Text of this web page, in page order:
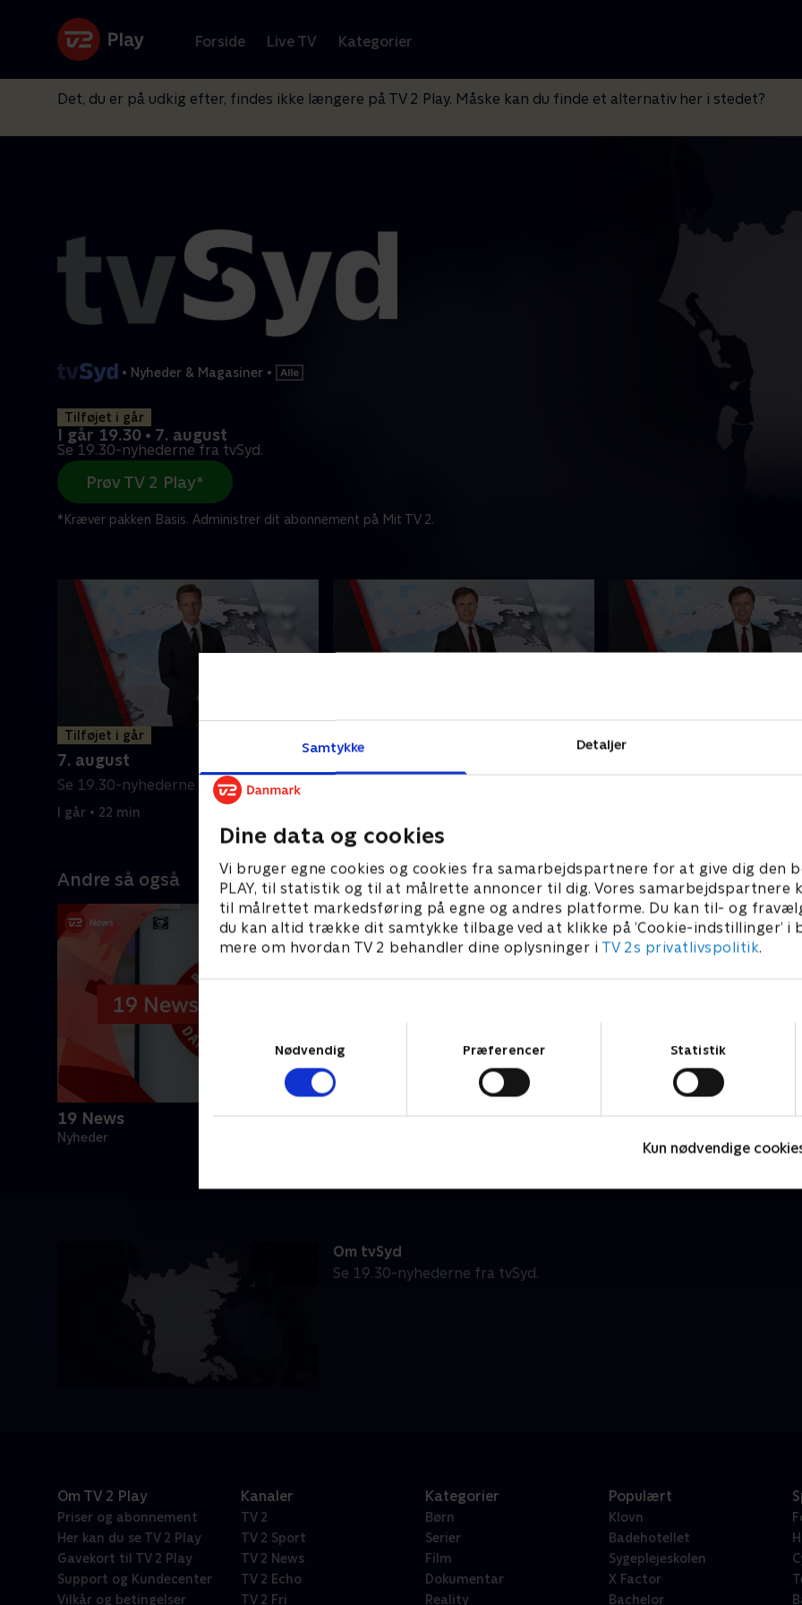
Samtykke Detaljer
Dine data og cookies
Vi bruger egne cookies og cookies fra samarbejdspartnere for at give dig den
PLAY, til statistik og til at målrette annoncer til dig. Vores samarbejdspartnere
til målrettet markedsføring på egne og andres platforme. Du kan til- og
du kan altid trække dit samtykke tilbage ved at klikke på ’Cookie-indstillinger’ i
mere om hvordan TV 2 behandler dine oplysninger i TV 2s privatlivspolitik.
Nødvendig
Præferencer Statistik
Kun nødvendige
Forside Live TV Kategorier
Det, du er på udkig efter, findes ikke længere på TV 2 Play. Måske kan du finde et alternativ her i stedet?
• Nyheder & Magasiner •
Tilføjet i går
I går 19.30 • 7. august
Se 19.30-nyhederne fra tvSyd.
Prøv TV 2 Play*
*Kræver pakken Basis. Administrer dit abonnement på Mit TV 2.
Tilføjet i går
7. august
Se 19.30-nyhederne fra tvSyd.
I går • 22 min
6. august
Se 19.30-nyhederne fra tvSyd.
5. august
Andre så også
19 News
Nyheder
Om tvSyd
Se 19.30-nyhederne fra tvSyd.
Om TV 2 Play
Priser og abonnement
Her kan du se TV 2 Play
Gavekort til TV 2 Play
Support og Kundecenter
Vilkår og betingelser
Kanaler
TV 2
TV 2 Sport
TV 2 News
TV 2 Echo
TV 2 Fri
Kategorier
Børn
Serier
Film
Dokumentar
Reality
Populært
Klovn
Badehotellet
Sygeplejeskolen
X Factor
Bachelor